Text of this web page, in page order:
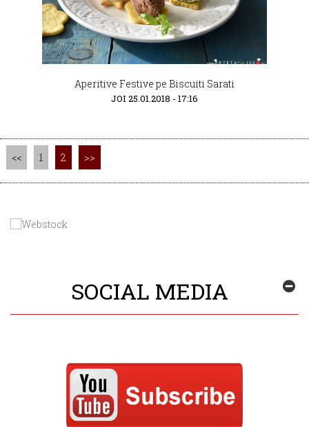
Aperitive Festive pe Biscuiti Sarati
JOI 25.01.2018 - 17:16
<< 1 2 >>
SOCIAL MEDIA